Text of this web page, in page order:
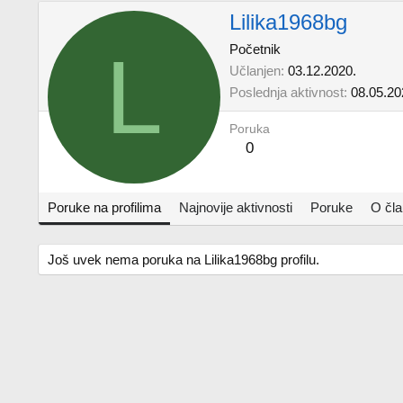
L
Lilika1968bg
Početnik
Učlanjen 03.12.2020.
Poslednja aktivnost
Poruka
0
Poruke na profilima Najnovije aktivnosti Poruke O
Još uvek nema poruka na Lilika1968bg profilu.